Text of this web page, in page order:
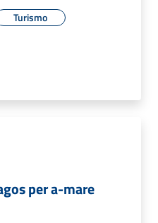
Turismo
per a-mare